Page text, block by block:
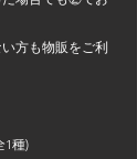
方も物販をご利
1種)